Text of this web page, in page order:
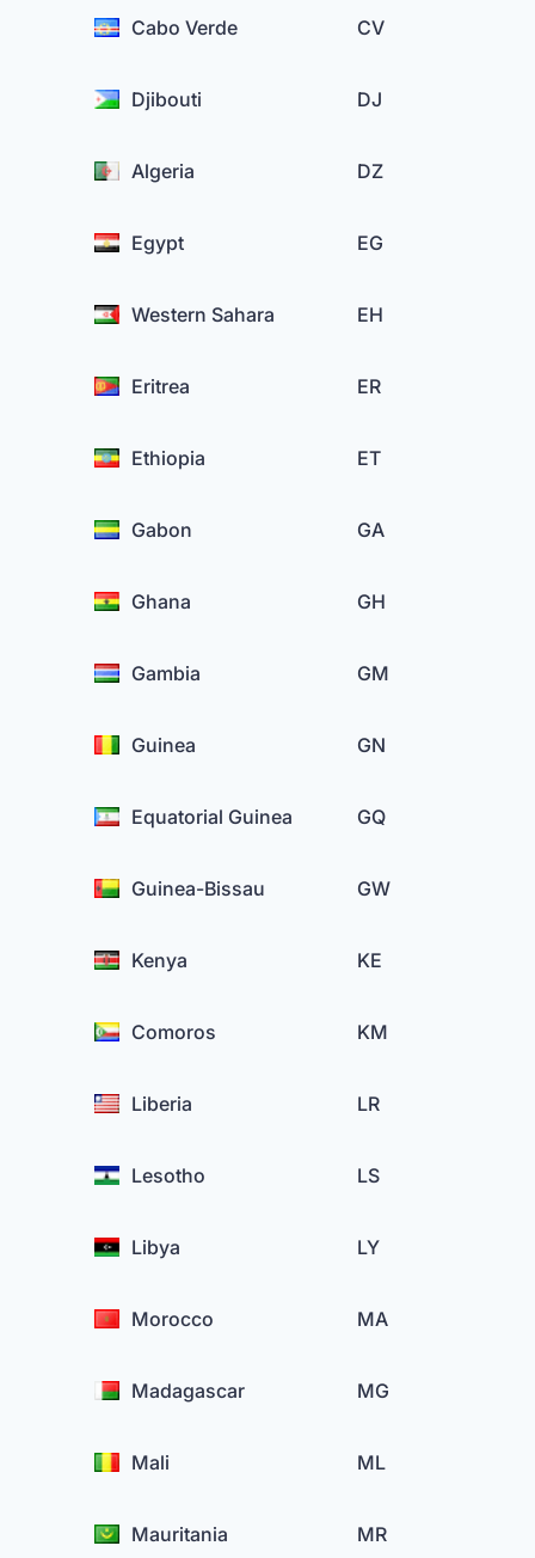
Cabo Verde CV
Djibouti DJ
Algeria DZ
Egypt EG
Western Sahara EH
Eritrea ER
Ethiopia ET
Gabon GA
Ghana GH
Gambia GM
Guinea GN
Equatorial Guinea GQ
Guinea-Bissau GW
Kenya KE
Comoros KM
Liberia LR
Lesotho LS
Libya LY
Morocco MA
Madagascar MG
Mali ML
Mauritania MR